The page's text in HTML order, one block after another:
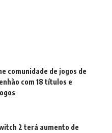
comunidade de jogos de
com 18 títulos e
2 terá aumento de